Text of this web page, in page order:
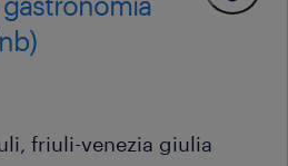
friuli-venezia giulia